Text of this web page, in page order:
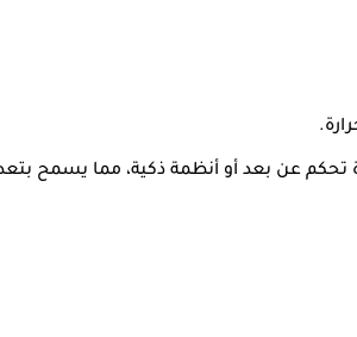
عن بعد أو أنظمة ذكية، مما يسمح